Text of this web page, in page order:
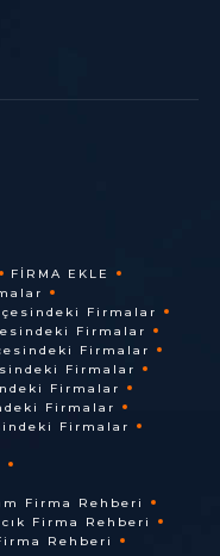
FIRMA EKLE
Firmalar
Firmalar
Firmalar
Firmalar
Firmalar
Firmalar
Firmalar
Firma Rehberi
Firma Rehberi
Rehberi